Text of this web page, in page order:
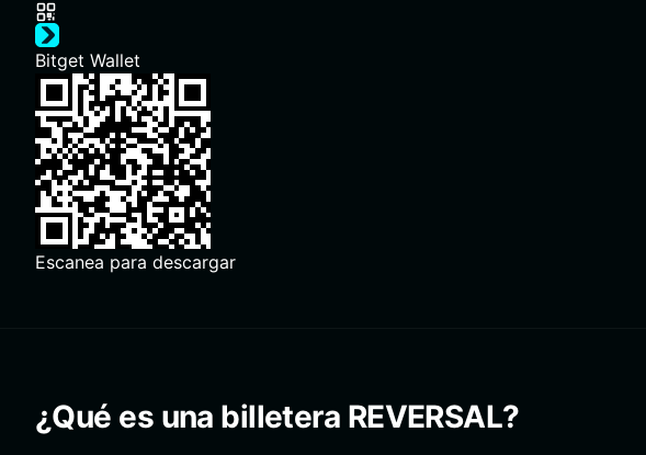
Bitget Wallet
Escanea para descargar
¿Qué es una billetera REVERSAL?